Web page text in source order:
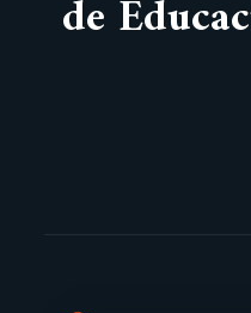
de